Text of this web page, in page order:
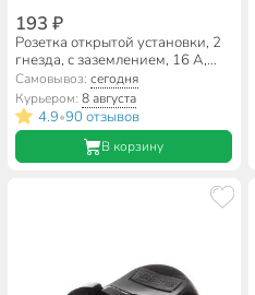
193 ₽
Розетка открытой установки, 2
гнезда, с заземлением, 16 А,
IP20, белая, 2П+3, TDM Electric,
Ладога, SQ1801-0019
Самовывоз:сегодня
Курьером:8 августа
4.9•90 отзывов
В корзину